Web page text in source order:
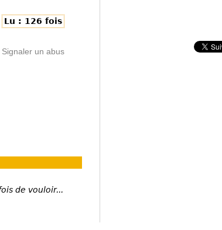
Lu : 126 fois
Signaler un abus
de vouloir...